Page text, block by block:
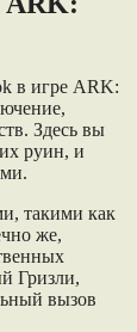
в игре ARK:
Здесь вы
руин, и
такими как
же,
Гризли,
вызов